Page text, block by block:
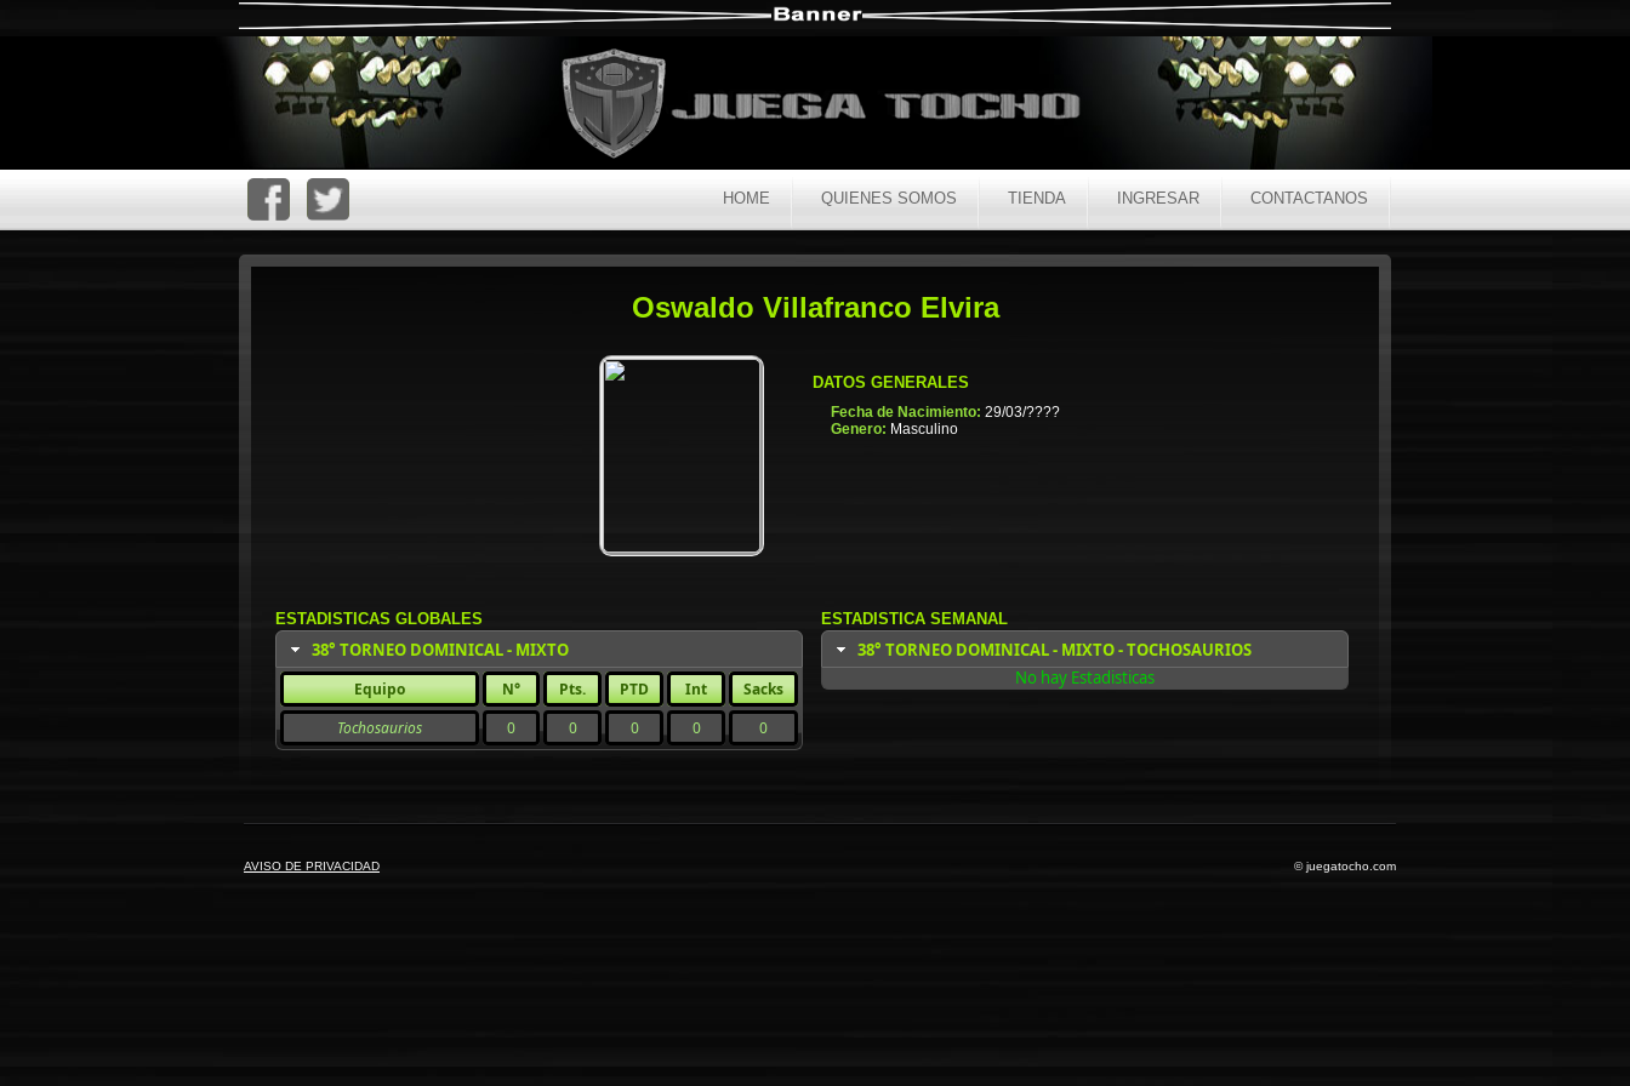
HOME QUIENES SOMOS TIENDA INGRESAR CONTACTANOS
Oswaldo Villafranco Elvira
DATOS GENERALES
Fecha de Nacimiento: 29/03/????
Genero: Masculino
ESTADISTICAS GLOBALES
38° TORNEO DOMINICAL - MIXTO
Equipo N° Pts. PTD Int
Sacks
Tochosaurios
0 0 0 0 0
ESTADISTICA SEMANAL
38° TORNEO DOMINICAL - MIXTO - TOCHOSAURIOS
No hay Estadisticas
AVISO DE PRIVACIDAD © juegatocho.com